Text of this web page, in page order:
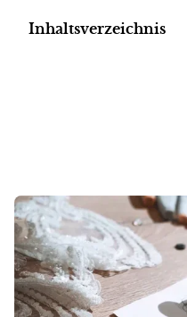
Inhaltsverzeichnis